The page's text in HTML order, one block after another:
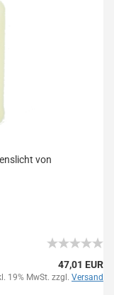
von
47,01 EUR
19% MwSt. zzgl. Versand